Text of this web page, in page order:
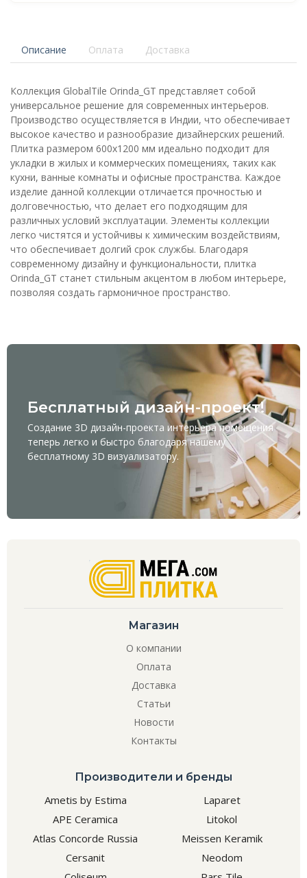
Описание Оплата Доставка
Коллекция GlobalTile Orinda_GT представляет собой
универсальное решение для современных интерьеров.
Производство осуществляется в Индии, что обеспечивает
высокое качество и разнообразие дизайнерских решений.
Плитка размером 600x1200 мм идеально подходит для
укладки в жилых и коммерческих помещениях, таких как
кухни, ванные комнаты и офисные пространства. Каждое
изделие данной коллекции отличается прочностью и
долговечностью, что делает его подходящим для
различных условий эксплуатации. Элементы коллекции
легко чистятся и устойчивы к химическим воздействиям,
что обеспечивает долгий срок службы. Благодаря
современному дизайну и функциональности, плитка
Orinda_GT станет стильным акцентом в любом интерьере,
позволяя создать гармоничное пространство.
Бесплатный дизайн-проект!
Создание 3D дизайн-проекта интерьера помещения
теперь легко и быстро благодаря нашему
бесплатному 3D визуализатору.
Магазин
О компании
Оплата
Доставка
Статьи
Новости
Контакты
Производители и бренды
Ametis by Estima
APE Ceramica
Atlas Concorde Russia
Cersanit
Laparet
Litokol
Meissen Keramik
Neodom